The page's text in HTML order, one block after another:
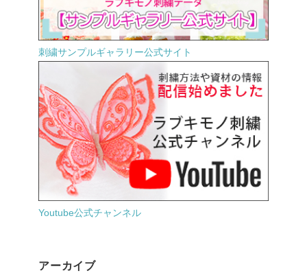
刺繍サンプルギャラリー公式サイト
Youtube公式チャンネル
アーカイブ